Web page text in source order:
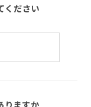
ください
りますか